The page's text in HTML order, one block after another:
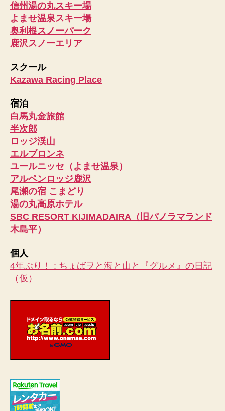
信州湯の丸スキー場
よませ温泉スキー場
奥利根スノーパーク
鹿沢スノーエリア
スクール
Kazawa Racing Place
宿泊
白馬丸金旅館
半次郎
ロッジ渓山
エルブロンネ
ユールニッセ（よませ温泉）
アルペンロッジ鹿沢
尾瀬の宿 こまどり
湯の丸高原ホテル
SBC RESORT KIJIMADAIRA（旧パノラマランド
木島平）
個人
4年ぶり！ : ちょばヲと海と山と『グルメ』の日記
（仮）